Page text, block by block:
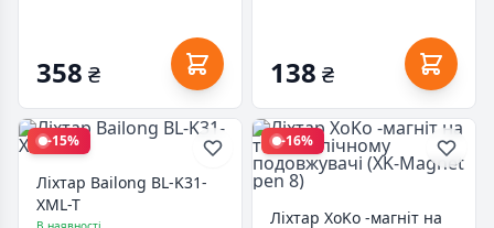
358 ₴ 138 ₴
-15%
Ліхтар Bailong BL-K31-
XML-T
-16%
Ліхтар XoKo -магніт на